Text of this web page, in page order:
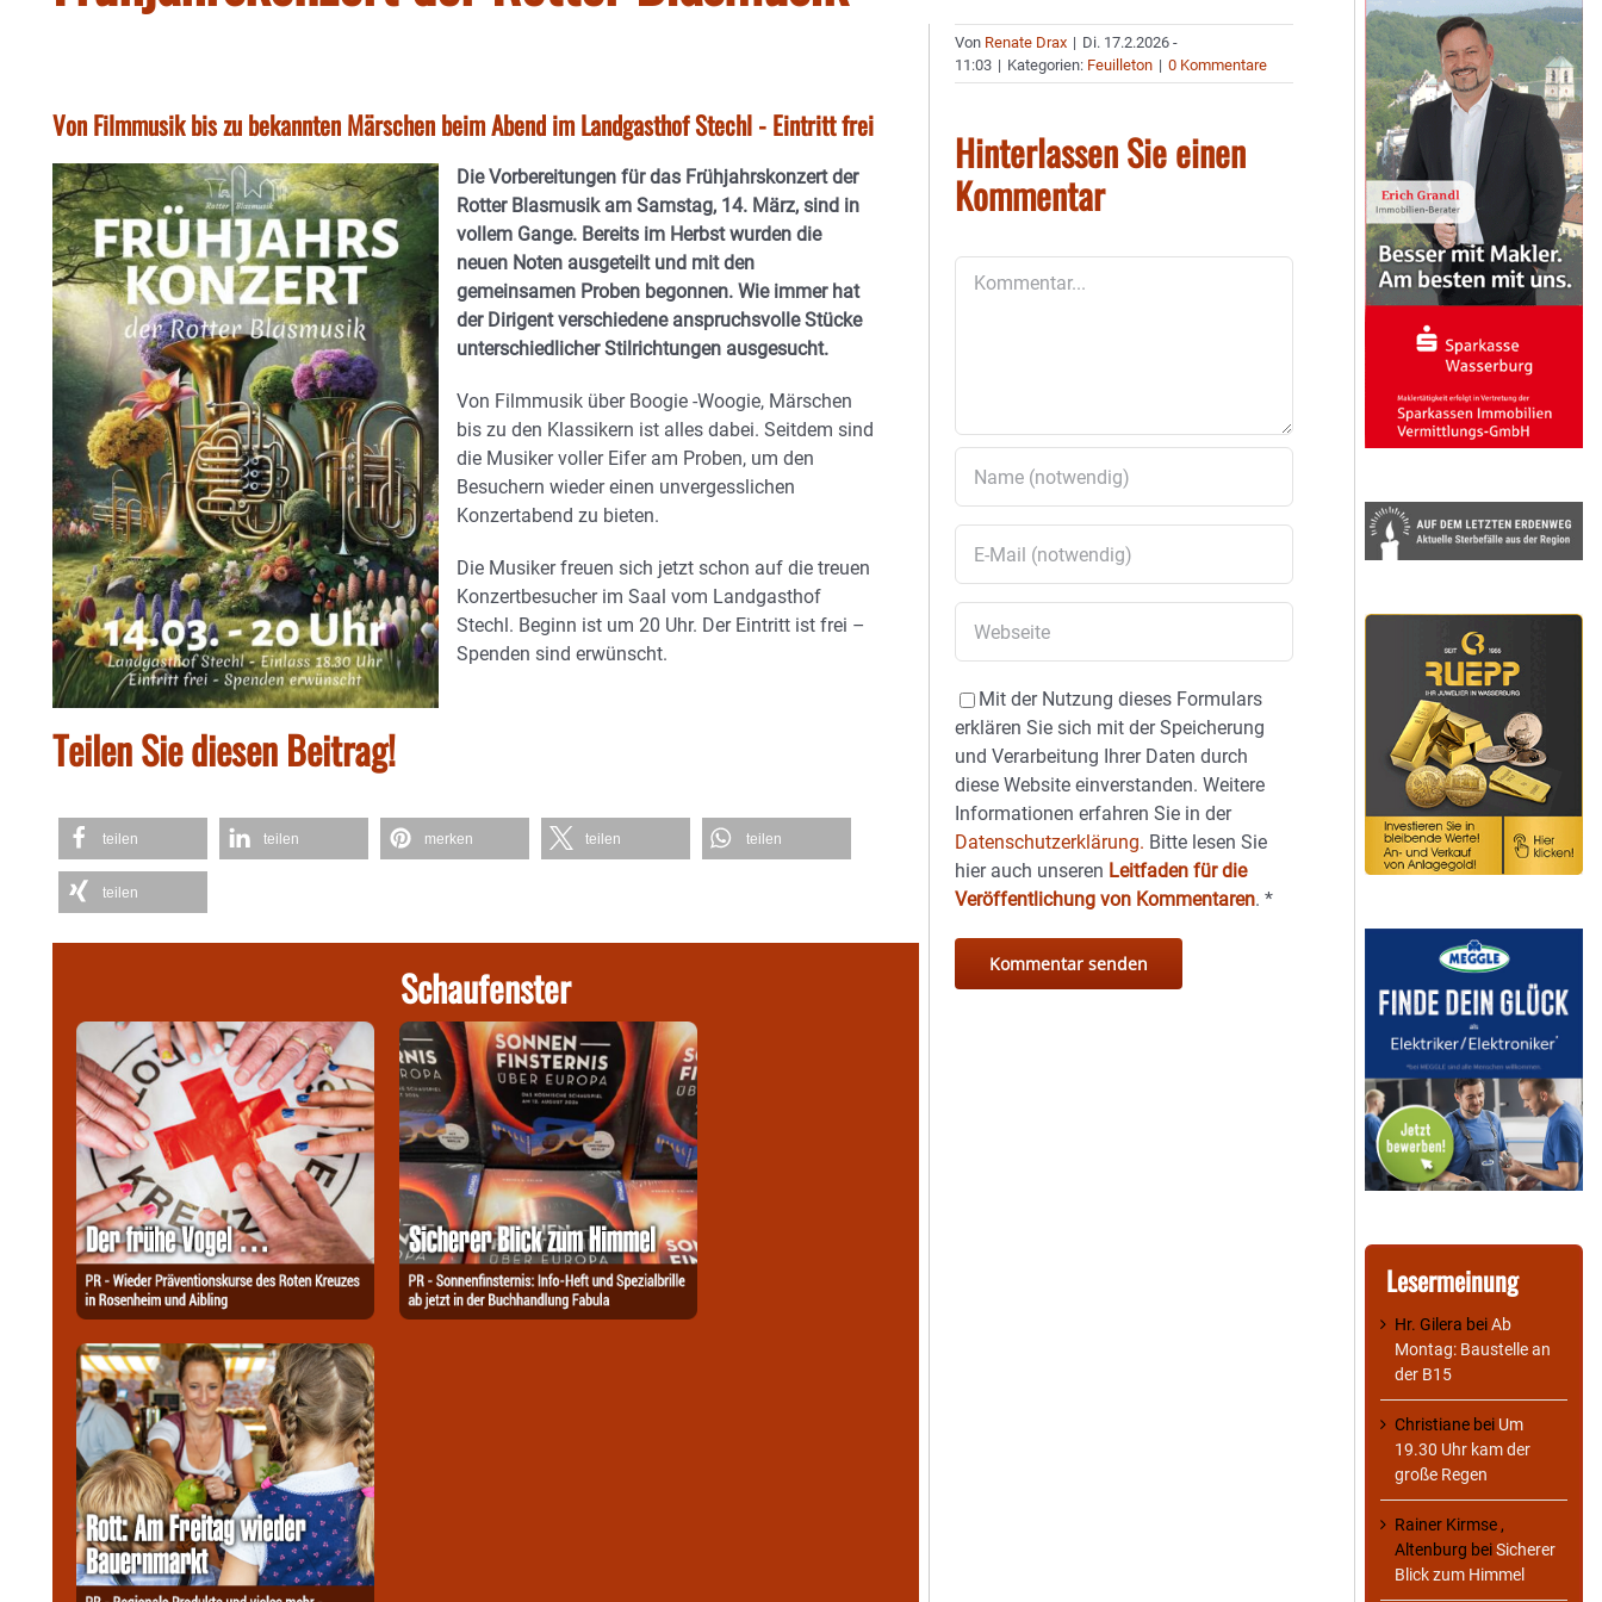
Von Filmmusik bis zu bekannten Märschen beim Abend im Landgasthof Stechl - Eintritt frei
Die Vorbereitungen für das Frühjahrskonzert der
Rotter Blasmusik am Samstag, 14. März, sind in
vollem Gange. Bereits im Herbst wurden die
neuen Noten ausgeteilt und mit den
gemeinsamen Proben begonnen. Wie immer hat
der Dirigent verschiedene anspruchsvolle Stücke
unterschiedlicher Stilrichtungen ausgesucht.
Von Filmmusik über Boogie -Woogie, Märschen
bis zu den Klassikern ist alles dabei. Seitdem sind
die Musiker voller Eifer am Proben, um den
Besuchern wieder einen unvergesslichen
Konzertabend zu bieten.
Die Musiker freuen sich jetzt schon auf die treuen
Konzertbesucher im Saal vom Landgasthof
Stechl. Beginn ist um 20 Uhr. Der Eintritt ist frei –
Spenden sind erwünscht.
Teilen Sie diesen Beitrag!
teilen teilen merken teilen teilen
teilen
Schaufenster
Von Renate Drax | Di. 17.2.2026 -
11:03 | Kategorien: Feuilleton | 0 Kommentare
Hinterlassen Sie einen
Kommentar
Mit der Nutzung dieses Formulars
erklären Sie sich mit der Speicherung
und Verarbeitung Ihrer Daten durch
diese Website einverstanden. Weitere
Informationen erfahren Sie in der
Datenschutzerklärung. Bitte lesen Sie
hier auch unseren Leitfaden für die
Veröffentlichung von Kommentaren.*
Lesermeinung
Hr. Gilera beiAb
Montag: Baustelle an
der B15
Christiane bei Um
19.30 Uhr kam der
große Regen
Rainer Kirmse ,
Altenburg beiSicherer
Blick zum Himmel